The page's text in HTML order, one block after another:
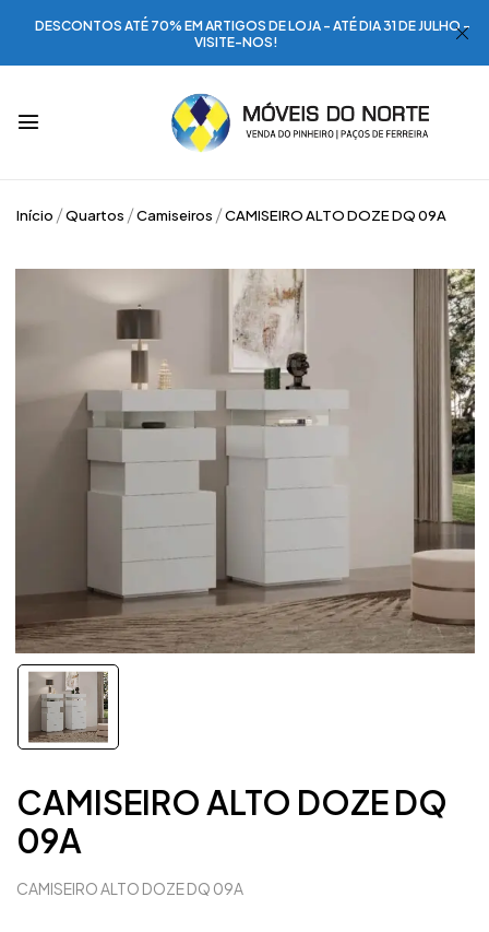
DESCONTOS ATÉ 70% EM ARTIGOS DE LOJA - ATÉ DIA 31 DE JULHO -
VISITE-NOS!
Início Quartos Camiseiros CAMISEIRO ALTO DOZE DQ 09A
CAMISEIRO ALTO DOZE DQ
09A
CAMISEIRO ALTO DOZE DQ 09A